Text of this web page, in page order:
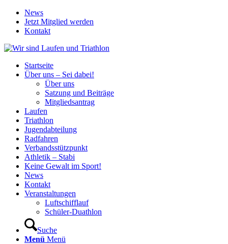
News
Jetzt Mitglied werden
Kontakt
Startseite
Über uns – Sei dabei!
Über uns
Satzung und Beiträge
Mitgliedsantrag
Laufen
Triathlon
Jugendabteilung
Radfahren
Verbandsstützpunkt
Athletik – Stabi
Keine Gewalt im Sport!
News
Kontakt
Veranstaltungen
Luftschifflauf
Schüler-Duathlon
Suche
Menü Menü